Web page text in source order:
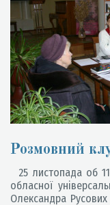
Розмовний
25 листопада об
обласної
Олександра